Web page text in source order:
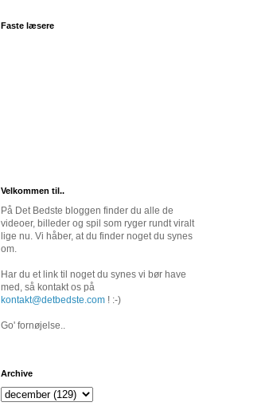
Faste læsere
Velkommen til..
På Det Bedste bloggen finder du alle de
videoer, billeder og spil som ryger rundt viralt
lige nu. Vi håber, at du finder noget du synes
om.
Har du et link til noget du synes vi bør have
med, så kontakt os på
kontakt@detbedste.com ! :-)
Go' fornøjelse..
Archive